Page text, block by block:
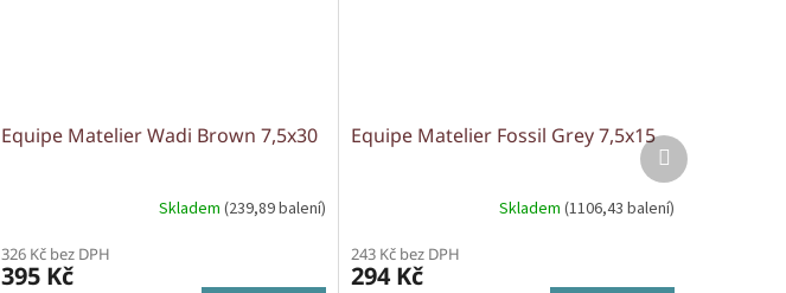
Equipe Matelier Wadi Brown 7,5x30
Skladem (239,89 balení)
326 Kč bez DPH
395 Kč
Equipe Matelier Fossil Grey 7,5x15
Skladem (1106,43 balení)
243 Kč bez DPH
294 Kč
Další
produkt